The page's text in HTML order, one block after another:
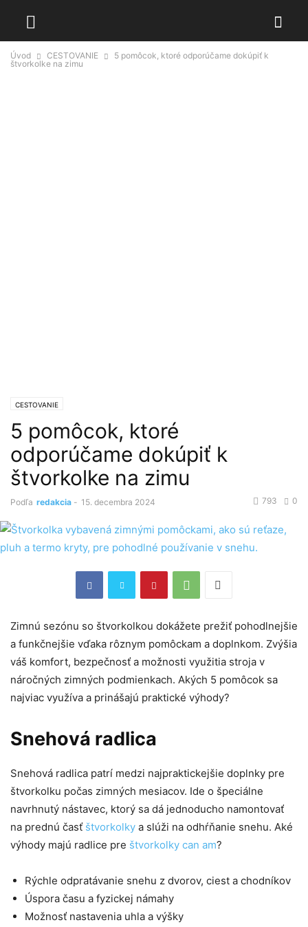
Úvod CESTOVANIE
5 pomôcok, ktoré odporúčame dokúpiť k
štvorkolke na zimu
CESTOVANIE
5 pomôcok, ktoré
odporúčame dokúpiť k
štvorkolke na zimu
Podľa redakcia - 15. decembra 2024 0
793
Zimnú sezónu so štvorkolkou dokážete prežiť pohodlnejšie
a funkčnejšie vďaka rôznym pomôckam a doplnkom. Zvýšia
váš komfort, bezpečnosť a možnosti využitia stroja v
náročných zimných podmienkach. Akých 5 pomôcok sa
najviac využíva a prinášajú praktické výhody?
Snehová radlica
Snehová radlica patrí medzi najpraktickejšie doplnky pre
štvorkolku počas zimných mesiacov. Ide o špeciálne
navrhnutý nástavec, ktorý sa dá jednoducho namontovať
na prednú časť štvorkolky a slúži na odhŕňanie snehu. Aké
výhody majú radlice pre štvorkolky can am?
Rýchle odpratávanie snehu z dvorov, ciest a chodníkov
Úspora času a fyzickej námahy
Možnosť nastavenia uhla a výšky